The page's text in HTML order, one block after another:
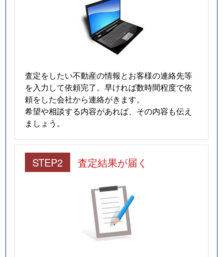
査定をしたい不動産の情報とお客様の連絡先等
を入力して依頼完了。早ければ数時間程度で依
頼をした会社から連絡がきます。
希望や相談する内容があれば、その内容も伝え
ましょう。
STEP2 査定結果が届く